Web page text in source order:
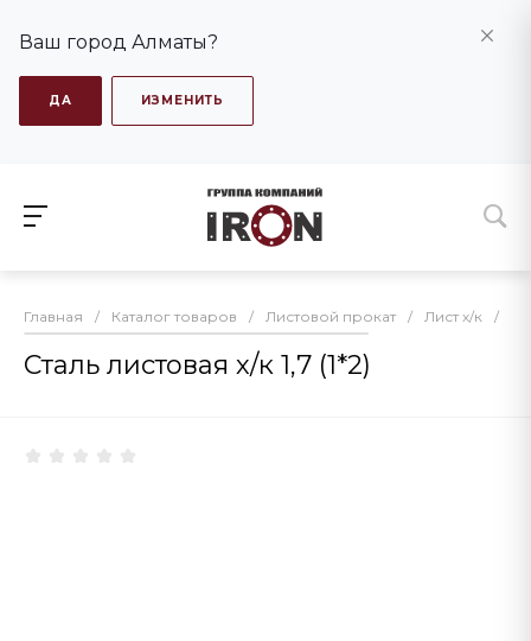
Ваш город Алматы?
ДА ИЗМЕНИТЬ
Главная / Каталог товаров / Листовой прокат / Лист х/к /
Сталь листовая х/к 1,7 (1*2)